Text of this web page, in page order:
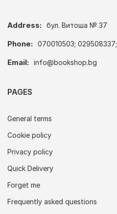
Address: бул. Витоша № 37
Phone: 070010503; 029508337;
Email: info@bookshop.bg
PAGES
General terms
Cookie policy
Privacy policy
Quick Delivery
Forget me
Frequently asked questions